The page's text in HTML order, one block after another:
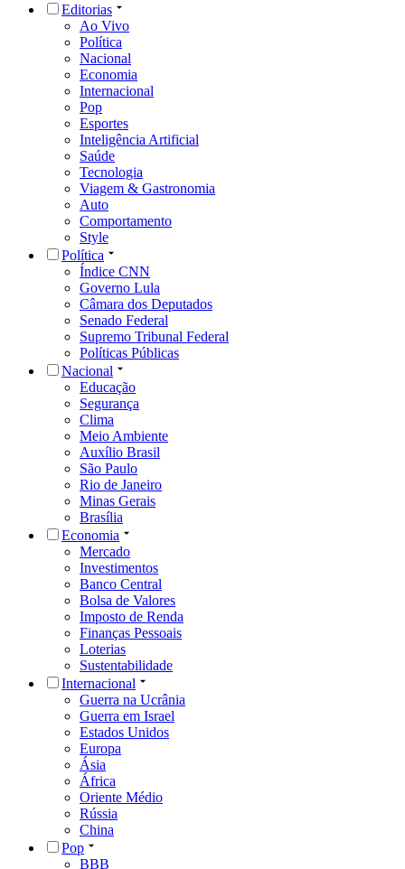
Editorias
Ao Vivo
Política
Nacional
Economia
Internacional
Pop
Esportes
Inteligência Artificial
Saúde
Tecnologia
Viagem & Gastronomia
Auto
Comportamento
Style
Política
Índice CNN
Governo Lula
Câmara dos Deputados
Senado Federal
Supremo Tribunal Federal
Políticas Públicas
Nacional
Educação
Segurança
Clima
Meio Ambiente
Auxílio Brasil
São Paulo
Rio de Janeiro
Minas Gerais
Brasília
Economia
Mercado
Investimentos
Banco Central
Bolsa de Valores
Imposto de Renda
Finanças Pessoais
Loterias
Sustentabilidade
Internacional
Guerra na Ucrânia
Guerra em Israel
Estados Unidos
Europa
Ásia
África
Oriente Médio
Rússia
China
Pop
BBB